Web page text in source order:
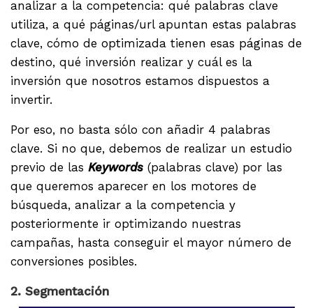
analizar a la competencia: qué palabras clave
utiliza, a qué páginas/url apuntan estas palabras
clave, cómo de optimizada tienen esas páginas de
destino, qué inversión realizar y cuál es la
inversión que nosotros estamos dispuestos a
invertir.
Por eso, no basta sólo con añadir 4 palabras
clave. Si no que, debemos de realizar un estudio
previo de las Keywords (palabras clave) por las
que queremos aparecer en los motores de
búsqueda, analizar a la competencia y
posteriormente ir optimizando nuestras
campañas, hasta conseguir el mayor número de
conversiones posibles.
2. Segmentación